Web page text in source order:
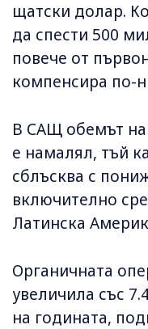
щатски долар.
да спести 500
повече от
компенсира по-
В САЩ обемът на
е намалял, тъй
сблъсква с
включително
Латинска
Органичната
увеличила със
на годината,